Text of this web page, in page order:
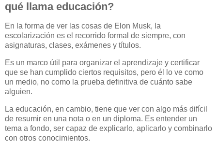
qué llama educación?
En la forma de ver las cosas de Elon Musk, la
escolarización es el recorrido formal de siempre, con
asignaturas, clases, exámenes y títulos.
Es un marco útil para organizar el aprendizaje y certificar
que se han cumplido ciertos requisitos, pero él lo ve como
un medio, no como la prueba definitiva de cuánto sabe
alguien.
La educación, en cambio, tiene que ver con algo más difícil
de resumir en una nota o en un diploma. Es entender un
tema a fondo, ser capaz de explicarlo, aplicarlo y combinarlo
con otros conocimientos.